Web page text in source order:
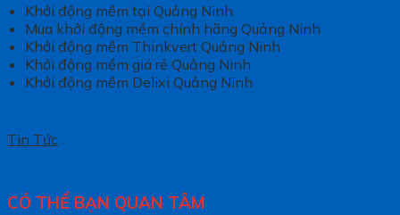
Khởi động mềm tại Quảng Ninh
Mua khởi động mềm chính hãng Quảng Ninh
Khởi động mềm Thinkvert Quảng Ninh
Khởi động mềm giá rẻ Quảng Ninh
Khởi động mềm Delixi Quảng Ninh
Tin Tức .
CÓ THỂ BẠN QUAN TÂM